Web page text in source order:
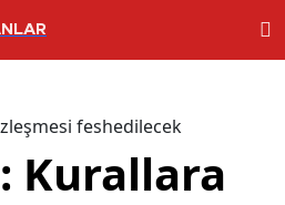
feshedilecek
Kurallara